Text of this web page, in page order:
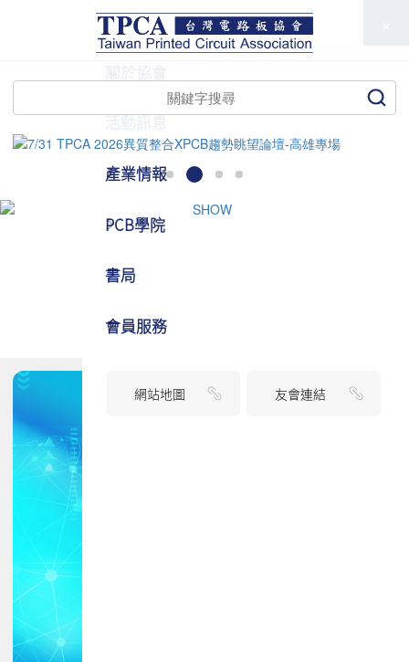
TPCA
活動訊息
產業情報
PCB學院
書局
會員服務
網站地圖 友會連結